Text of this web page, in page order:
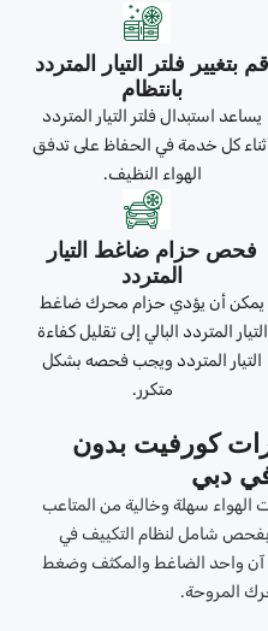
قم بتغيير فلتر التيار المتردد
بانتظام
يساعد استبدال فلتر التيار المتردد
كل خدمة في الحفاظ على تدفق
الهواء النظيف.
فحص حزام ضاغط التيار
المتردد
يمكن أن يؤدي حزام محرك ضاغط
التيار المتردد البالي إلى تقليل كفاءة
التيار المتردد ويجب فحصه بشكل
متكرر.
كورفيت بدون
دبي
الهواء سهلة وخالية من المتاعب
بفحص شامل لنظام التكييف في
واحد الضاغط والمكثف وضغط
المروحة.